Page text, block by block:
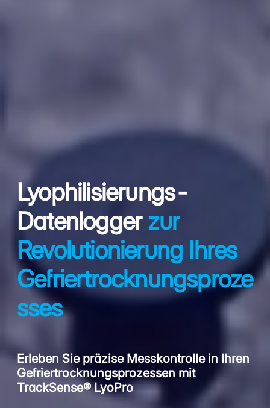
Lyophilisierungs-
Datenloggerzur
Revolutionierung Ihres
Gefriertrocknungsproze
sses
Erleben Sie präzise Messkontrolle in Ihren
Gefriertrocknungsprozessen mit
TrackSense® LyoPro